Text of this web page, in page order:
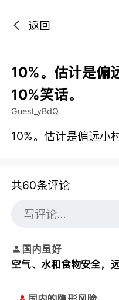
返回
10%。估计是偏
10%笑话。
Guest_yBdQ
10%。估计是偏远小
共60条评论
国内虽好
空气、水和食物安全，